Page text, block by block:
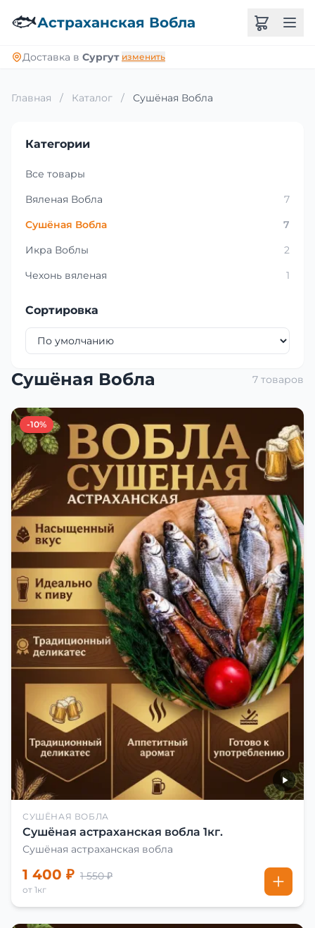
🐟Астраханская Вобла
Доставка в Сургут изменить
Главная / Каталог / Сушёная Вобла
Категории
Все товары
Вяленая Вобла
7
Сушёная Вобла
7
Икра Воблы
2
Чехонь вяленая
1
Сортировка
Сушёная Вобла 7 товаров
-10%
СУШЁНАЯ ВОБЛА
Сушёная астраханская вобла 1кг.
Сушёная астраханская вобла
1 400 ₽ 1 550 ₽
от 1кг